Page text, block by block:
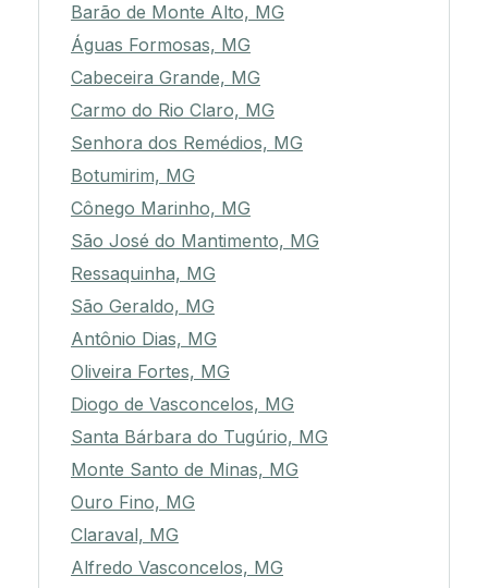
Barão de Monte Alto, MG
Águas Formosas, MG
Cabeceira Grande, MG
Carmo do Rio Claro, MG
Senhora dos Remédios, MG
Botumirim, MG
Cônego Marinho, MG
São José do Mantimento, MG
Ressaquinha, MG
São Geraldo, MG
Antônio Dias, MG
Oliveira Fortes, MG
Diogo de Vasconcelos, MG
Santa Bárbara do Tugúrio, MG
Monte Santo de Minas, MG
Ouro Fino, MG
Claraval, MG
Alfredo Vasconcelos, MG